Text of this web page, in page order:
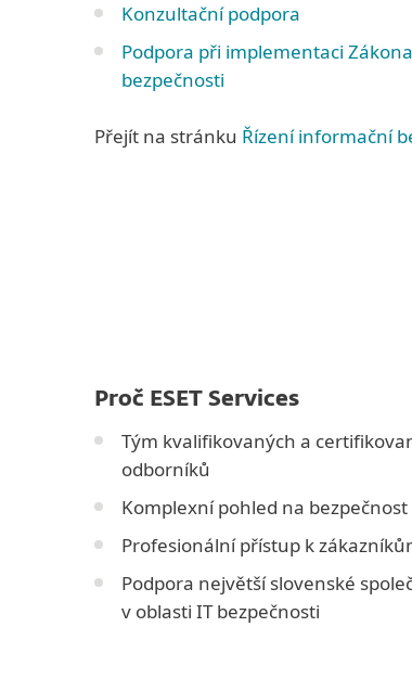
Konzultační podpora
Podpora při implementaci
bezpečnosti
Přejít na stránku Řízení informační
Proč ESET Services
Tým kvalifikovaných a
odborníků
Komplexní pohled na
Profesionální přístup k
Podpora největší slovenské
v oblasti IT bezpečnosti